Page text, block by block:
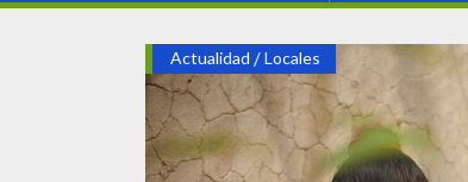
Actualidad /Locales